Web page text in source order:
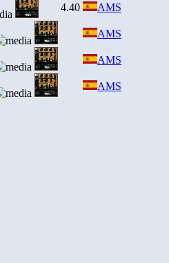
4.40 AMS
AMS
AMS
AMS